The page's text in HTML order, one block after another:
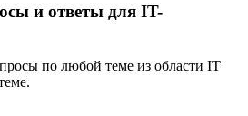
и ответы для IT-
по любой теме из области IT